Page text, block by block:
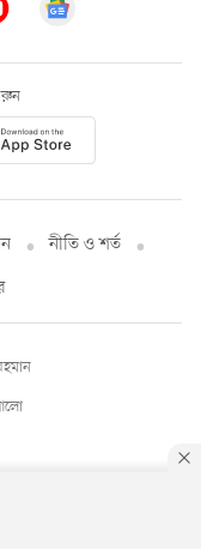
নীতি ও শর্ত